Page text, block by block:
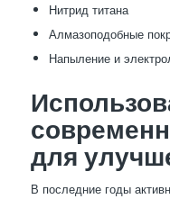
Нитрид титана
Алмазоподобные
Напыление и
для
В последние годы